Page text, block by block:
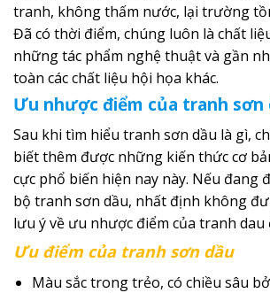
tranh, không thấm nước, lại trường
Đã có thời điểm, chúng luôn là chất
những tác phẩm nghệ thuật và gần
toàn các chất liệu hội họa khác.
Ưu nhược điểm của tranh sơn
Sau khi tìm hiểu tranh sơn dầu là gì,
biết thêm được những kiến thức cơ
cực phổ biến hiện nay này. Nếu đang
bộ tranh sơn dầu, nhất định không
lưu ý về ưu nhược điểm của tranh dau
Ưu điểm của tranh sơn dầu
Màu sắc trong trẻo, có chiều sâu